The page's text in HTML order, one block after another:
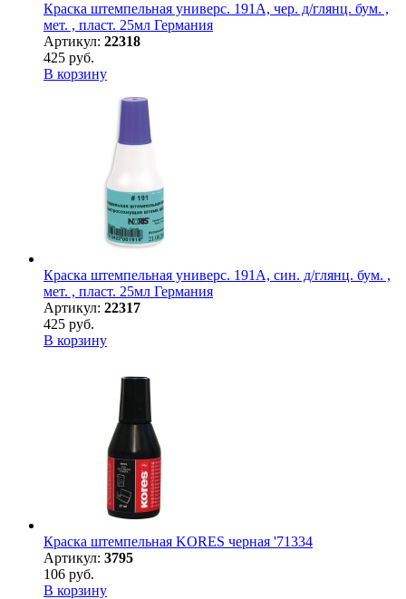
Краска штемпельная универс. 191А, чер. д/глянц. бум. ,
мет. , пласт. 25мл Германия
Артикул: 22318
425 руб.
В корзину
Краска штемпельная универс. 191А, син. д/глянц. бум. ,
мет. , пласт. 25мл Германия
Артикул: 22317
425 руб.
В корзину
Краска штемпельная KORES черная '71334
Артикул: 3795
106 руб.
В корзину